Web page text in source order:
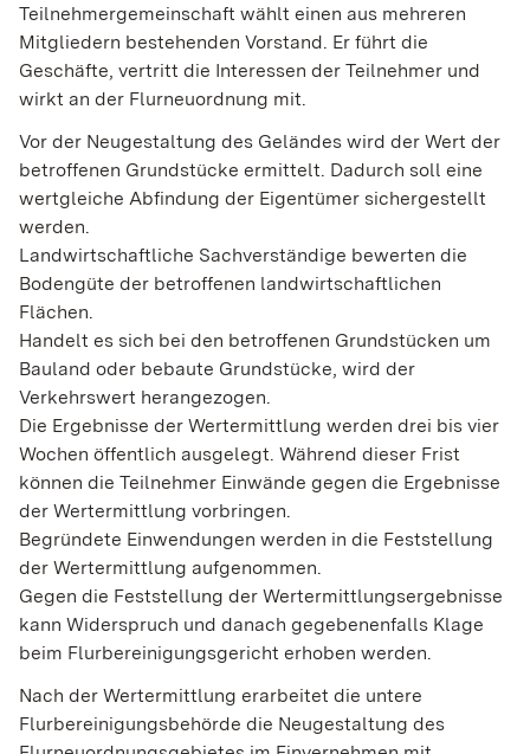
Teilnehmergemeinschaft wählt einen aus mehreren
Mitgliedern bestehenden Vorstand. Er führt die
Geschäfte, vertritt die Interessen der Teilnehmer und
wirkt an der Flurneuordnung mit.
Vor der Neugestaltung des Geländes wird der Wert der
betroffenen Grundstücke ermittelt. Dadurch soll eine
wertgleiche Abfindung der Eigentümer sichergestellt
werden.
Landwirtschaftliche Sachverständige bewerten die
Bodengüte der betroffenen landwirtschaftlichen
Flächen.
Handelt es sich bei den betroffenen Grundstücken um
Bauland oder bebaute Grundstücke, wird der
Verkehrswert herangezogen.
Die Ergebnisse der Wertermittlung werden drei bis vier
Wochen öffentlich ausgelegt. Während dieser Frist
können die Teilnehmer Einwände gegen die Ergebnisse
der Wertermittlung vorbringen.
Begründete Einwendungen werden in die Feststellung
der Wertermittlung aufgenommen.
Gegen die Feststellung der Wertermittlungsergebnisse
kann Widerspruch und danach gegebenenfalls Klage
beim Flurbereinigungsgericht erhoben werden.
Nach der Wertermittlung erarbeitet die untere
Flurbereinigungsbehörde die Neugestaltung des